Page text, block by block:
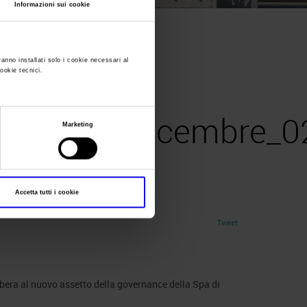
Informazioni sui cookie
installati solo i cookie necessari al
tecnici.
Marketing
Accetta tutti i cookie
Tweet
al nuovo assetto della governance della Spa di